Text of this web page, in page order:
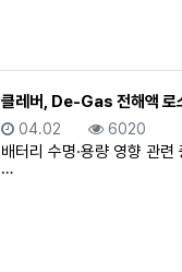
클레버, De-Gas 전해액 로
등록일
04.02 조회
6020
배터리 수명·용량 영향 관
…